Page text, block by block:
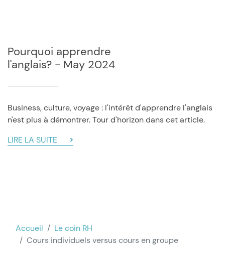
Pourquoi apprendre
l'anglais? - May 2024
Business, culture, voyage : l'intérêt d'apprendre l'anglais
n'est plus à démontrer. Tour d'horizon dans cet article.
LIRE LA SUITE
Accueil
Le coin RH
Cours individuels versus cours en groupe